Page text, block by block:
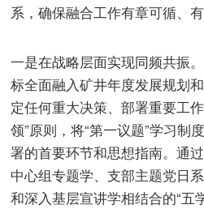
系，确保融合工作有章可循、有
一是在战略层面实现同频共振
标全面融入矿井年度发展规划
定任何重大决策、部署重要工
领”原则，将“第一议题”学习制
署的首要环节和思想指南。通
中心组专题学、支部主题党日
和深入基层宣讲学相结合的“五